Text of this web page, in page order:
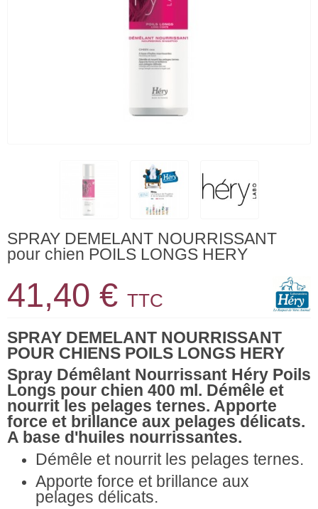
SPRAY DEMELANT NOURRISSANT
pour chien POILS LONGS HERY
41,40 € TTC
SPRAY DEMELANT NOURRISSANT
POUR CHIENS POILS LONGS HERY
Spray Démêlant Nourrissant Héry Poils
Longs pour chien 400 ml. Démêle et
nourrit les pelages ternes. Apporte
force et brillance aux pelages délicats.
A base d'huiles nourrissantes.
Démêle et nourrit les pelages ternes.
Apporte force et brillance aux
pelages délicats.